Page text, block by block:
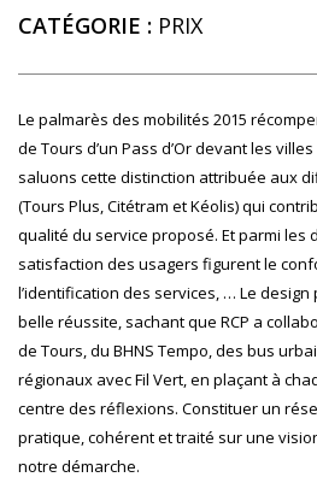
CATÉGORIE : PRIX
Le palmarès des mobilités 2015
de Tours d’un Pass d’Or devant les
saluons cette distinction attribuée aux
(Tours Plus, Citétram et Kéolis) qui
qualité du service proposé. Et parmi les
satisfaction des usagers figurent le
l’identification des services, … Le
belle réussite, sachant que RCP a
de Tours, du BHNS Tempo, des bus
régionaux avec Fil Vert, en plaçant à
centre des réflexions. Constituer un
pratique, cohérent et traité sur une
notre démarche.